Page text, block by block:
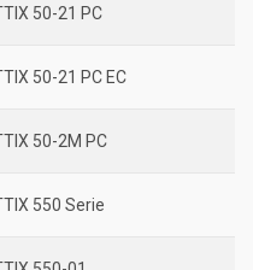
50-21 PC
50-21 PC EC
50-2M PC
550 Serie